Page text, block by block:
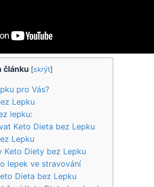
článku [skrýt]
pro Vás?
Lepku
lepku:
Keto⁢ Dieta‍ bez Lepku
Lepku
Keto Diety bez Lepku
lepek⁤ ve​ stravování
Dieta bez⁣ Lepku